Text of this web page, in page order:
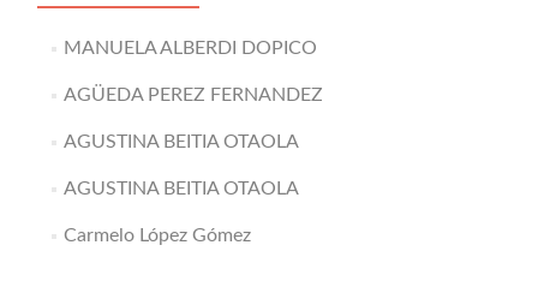
MANUELA ALBERDI DOPICO
AGÜEDA PEREZ FERNANDEZ
AGUSTINA BEITIA OTAOLA
AGUSTINA BEITIA OTAOLA
Carmelo López Gómez